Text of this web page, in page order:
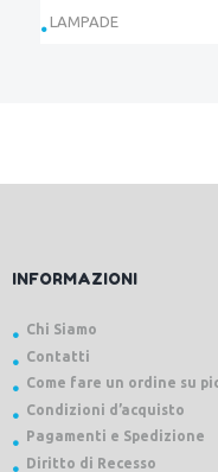
LAMPADE
INFORMAZIONI
Chi Siamo
Contatti
Come fare un ordine su
Condizioni d’acquisto
Pagamenti e Spedizione
Diritto di Recesso